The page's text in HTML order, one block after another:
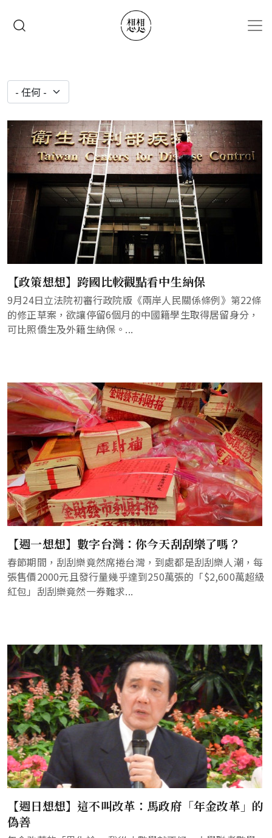
【政策想想】跨國比較觀點看中生納保
9月24日立法院初審行政院版《兩岸人民關係條例》第22條
的修正草案，欲讓停留6個月的中國籍學生取得居留身分，
可比照僑生及外籍生納保。...
【週一想想】數字台灣：你今天刮刮樂了嗎？
春節期間，刮刮樂竟然席捲台灣，到處都是刮刮樂人潮，每
張售價2000元且發行量幾乎達到250萬張的「$2,600萬超級
紅包」刮刮樂竟然一券難求...
【週日想想】這不叫改革：馬政府「年金改革」的
偽善